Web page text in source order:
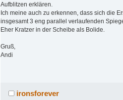
Aufblitzen erklären.
Ich meine auch zu erkennen, dass sich die
insgesamt 3 eng parallel verlaufenden
Eher Kratzer in der Scheibe als Bolide.
Gruß,
Andi
ironsforever